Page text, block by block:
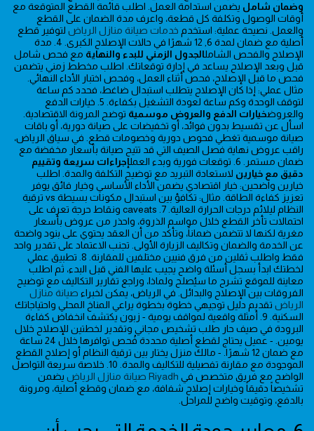
وضمان شامل يضمن استدامة العمل. اطلب قائمة القطع المتوقعة مع
أوقات الوصول وتكلفة كل قطعة، واعرف مدة الضمان على القطع
والعمل. نصيحة عملية: استخدم خدمات صيانة منازل الرياض لتوفير قطع
أصلية مع ضمان لمدة 6, 12 شهرًا في حالات الإصلاح الكبرى. 4. مدة
الإصلاح والفحص الشاملالجدول الزمني للبدء والنهاية مع فحص شامل
قبل وبعد الإصلاح يساعد في إدارة توقعاتك. اطلب مخطط زمني يتضمن
فحص ما قبل الإصلاح، فحص أثناء العمل، وفحص اختبار الأداء النهائي.
مثال عملي: إذا كان الإصلاح يتطلب استبدال ضاغط، فحدد كم ساعة
لتوقف الوحدة وكم ساعة لعودة التشغيل بكفاءة. 5. خيارات الدفع
والعروضخيارات الدفع والعروض موسمية توضح المرونة الاقتصادية.
اسأل عن تقسيط بدون فوائد، أو تخفيضات على صيانة دورية، أو باقات
صيانة موسمية تغطي فحوص دورية وخصومات قطع. في سياق الرياض،
راقب عروض نهاية فصل الصيف التي قد تتيح صيانة بأسعار مخفضة مع
ضمان مستمر. 6. توقعات فورية وبدء العمل
إجراءات سريعة وتقييم
دقيق مع خيارين لاستعادة التبريد مع توضيح التكلفة والمدة. اطلب
خيارين واضحين: خيار اقتصادي يضمن الأداء الأساسي وخيار فائق يوفر
تعزيز كفاءة الطاقة. مثال: تكافؤ بين استبدال مكونات بسيطة vs ترقية
النظام ليلائم درجات الحرارة العالية. 7. caveats ونقاط حرجة تعرف على
احتمالات تأخر القطع خلال مواسم الذروة، واحذر من عروض بأسعار
مغرية لكنها لا تتضمن ضماناً، وتأكد من أن العقد يحتوي على بنود واضحة
عن الخدمة والضمان وتكاليف الزيارة الأولى. تجنب الاعتماد على تقدير واحد
فقط واطلب ثقلين من فرق فنيين مختلفين للمقارنة. 8. تطبيق عملي
لخطتك ابدأ بسجل أسئلة واضح يجيب عليها الفني قبل البدء، ثم اطلب
معاينة للموقع تشرح ما سيُصلح ولماذا، وراجع تقارير التكاليف مع توضيح
الفروقات بين الإصلاح والبدائل. في الرياض، يمكن لخبراء صيانة منازل
الرياض تقديم دليل توجيهي خطوة بخطوة يراعي المناخ المحلي واحتياجاتك
السكنية. 9. أمثلة واقعية لمواقف يومية - زبون يكتشف انخفاض كفاءة
البرودة في صيف حار طلب تشخيص مجاني وتقدير لخطتين للإصلاح خلال
يومين. - عميل يحتاج لقطع أصلية محددة فُحص توافرها خلال 24 ساعة
مع ضمان 12 شهرًا. - مالك منزل يختار بين ترقية النظام أو إصلاح القطع
الموجودة مع مقارنة تفصيلية للتكاليف والمدة. 10. خلاصة سريعة التواصل
الواضح مع فريق متخصص في Riyadh صيانة منازل الرياض
يضمن
تشخيصاً دقيقاً وخيارات إصلاح شفافة، مع ضمان وقطع أصلية، ومرونة
بالدفع، وتوقيت واضح للمراحل.